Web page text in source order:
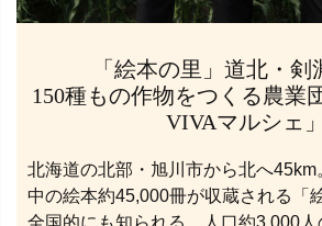
「絵本の里」道北・剣
150種もの作物をつくる農業
VIVAマルシェ」
北海道の北部・旭川市から北へ45km
中の絵本約45,000冊が収蔵される「
全国的にも知られる、人口約3,000人